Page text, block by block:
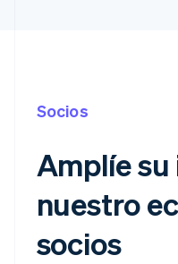
Socios
Amplíe
nuestro
socios